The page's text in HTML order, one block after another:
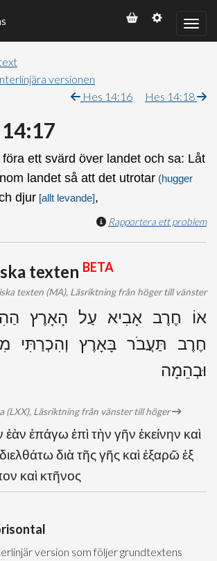
versionen
Hes 14:16
Hes 14:18
ett svärd över landet och sa: Låt
landet så att det utrotar (hugger
djur [allt levande],
Rapportera ett problem
texten BETA
texten (MA), Läsriktning från höger till vänster
אוֹ חֶרֶב אָבִיא עַל הָאָרֶץ
חֶרֶב תַּעֲבֹר בָּאָרֶץ וְהִכְרַתִּי
וּבְהֵמָה
(LXX), Läsriktning från vänster till höger
ἐὰν ἐπάγω ἐπὶ τὴν γῆν ἐκείνην καὶ
διὰ τῆς γῆς καὶ ἐξαρῶ ἐξ
καὶ κτῆνος
version som följer grundtextens